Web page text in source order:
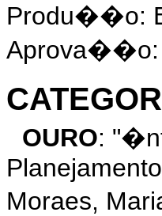
Produ��o:
Aprova��o:
OURO:
Moraes,